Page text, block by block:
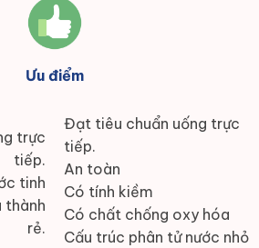
trực
tiếp.
tinh
thành
rẻ.
Ưu điểm
Đạt tiêu chuẩn uống trực
tiếp.
An toàn
Có tính kiềm
Có chất chống oxy hóa
Cấu trúc phân tử nước nhỏ